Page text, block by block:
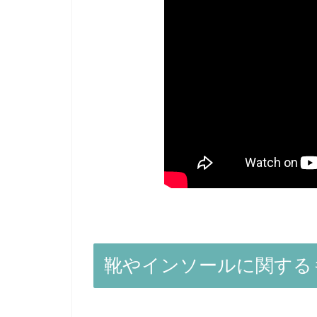
靴やインソールに関する